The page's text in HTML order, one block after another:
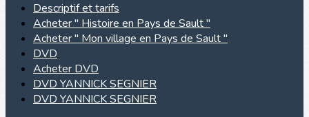
Descriptif et tarifs
Acheter " Histoire en Pays de Sault "
Acheter " Mon village en Pays de Sault "
DVD
Acheter DVD
DVD YANNICK SEGNIER
DVD YANNICK SEGNIER